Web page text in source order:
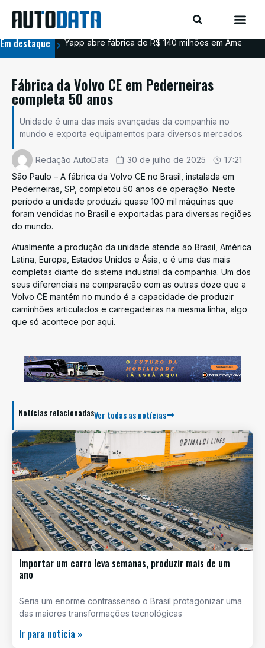
Em destaque Yapp abre fábrica de R$ 140 milhões em
Fábrica da Volvo CE em Pederneiras
completa 50 anos
Unidade é uma das mais avançadas da companhia no
mundo e exporta equipamentos para diversos mercados
Redação AutoData 30 de julho de 2025
17:21
São Paulo – A fábrica da Volvo CE no Brasil, instalada em
Pederneiras, SP, completou 50 anos de operação. Neste
período a unidade produziu quase 100 mil máquinas que
foram vendidas no Brasil e exportadas para diversas regiões
do mundo.
Atualmente a produção da unidade atende ao Brasil, América
Latina, Europa, Estados Unidos e Ásia, e é uma das mais
completas diante do sistema industrial da companhia. Um dos
seus diferenciais na comparação com as outras doze que a
Volvo CE mantém no mundo é a capacidade de produzir
caminhões articulados e carregadeiras na mesma linha, algo
que só acontece por aqui.
Notícias relacionadasVer todas as notícias
Importar um carro leva semanas, produzir mais de um
ano
Seria um enorme contrassenso o Brasil protagonizar uma
das maiores transformações tecnológicas
Ir para notícia »